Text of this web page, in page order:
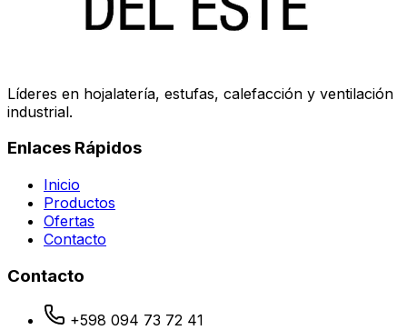
Líderes en hojalatería, estufas, calefacción y ventilación
industrial.
Enlaces Rápidos
Inicio
Productos
Ofertas
Contacto
Contacto
+598 094 73 72 41